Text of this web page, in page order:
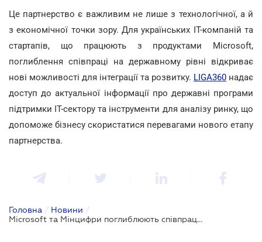
Це партнерство є важливим не лише з технологічної, а й
з економічної точки зору. Для українських IT-компаній та
стартапів, що працюють з продуктами Microsoft,
поглиблення співпраці на державному рівні відкриває
нові можливості для інтеграції та розвитку. LIGA360 надає
доступ до актуальної інформації про державні програми
підтримки IT-сектору та інструменти для аналізу ринку, що
допоможе бізнесу скористатися перевагами нового етапу
партнерства.
Головна / Новини /
Microsoft та Мінцифри поглиблюють співпрацю: у фокусі — хмарні технології, кіберстійкість та штучний інтелект